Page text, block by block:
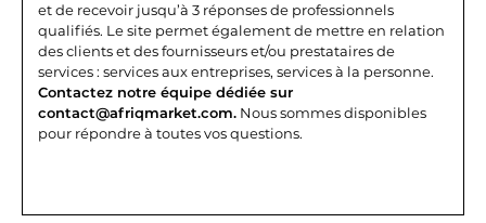
et de recevoir jusqu’à 3 réponses de professionnels
qualifiés. Le site permet également de mettre en relation
des clients et des fournisseurs et/ou prestataires de
services : services aux entreprises, services à la personne.
Contactez notre équipe dédiée sur
contact@afriqmarket.com. Nous sommes disponibles
pour répondre à toutes vos questions.